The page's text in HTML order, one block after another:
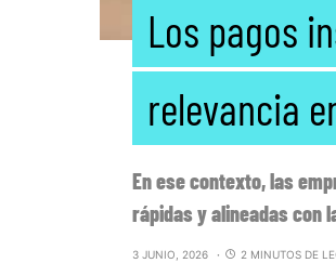
Los pagos
relevancia
En ese contexto, las
rápidas y alineadas con
3 JUNIO, 2026 2 MINUTOS DE